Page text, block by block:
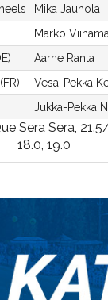
Mika Jauhola
Marko
Aarne Ranta
Vesa-Pekka
Jukka-Pekka
Sera Sera,
18.0, 19.0